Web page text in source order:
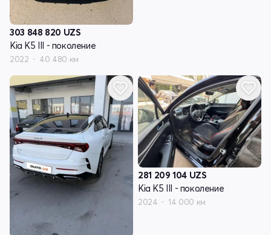
303 848 820 UZS
Kia K5 III - поколение
2022 40 480 км
281 209 104 UZS
Kia K5 III - поколение
2024 14 000 км